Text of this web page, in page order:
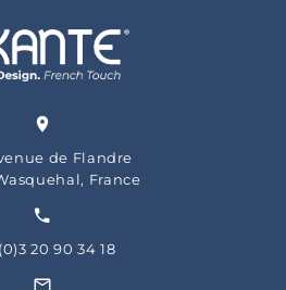
de Flandre
France
20 90 34 18